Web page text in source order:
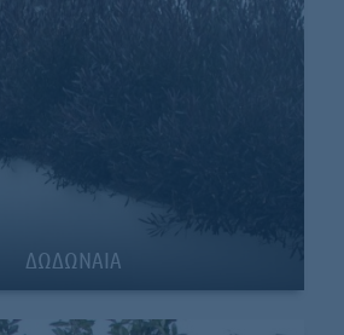
ΔΩΔΩΝΑΙΑ